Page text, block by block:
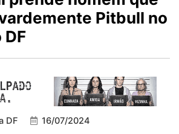
Pitbull no
DF
DF 16/07/2024